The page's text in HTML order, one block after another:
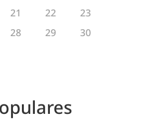
21 22
23
28 29
30